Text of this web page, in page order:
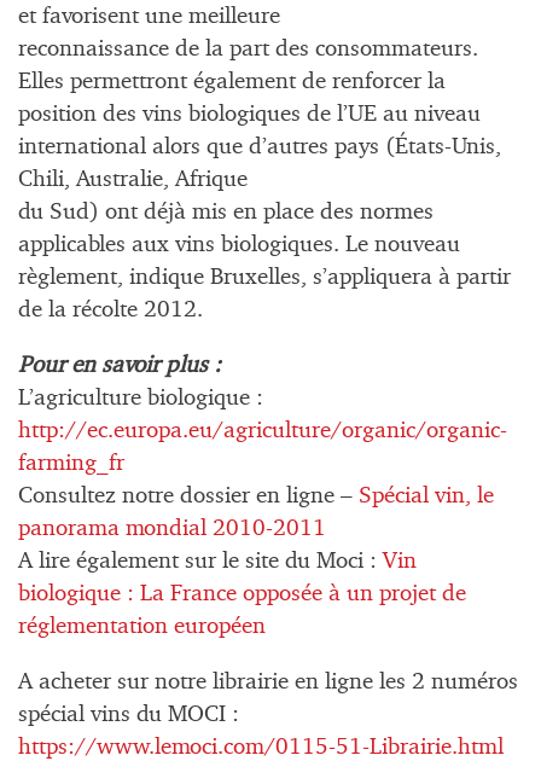
et favorisent une meilleure
reconnaissance de la part des consommateurs.
Elles permettront également de renforcer la
position des vins biologiques de l’UE au niveau
international alors que d’autres pays (États-Unis,
Chili, Australie, Afrique
du Sud) ont déjà mis en place des normes
applicables aux vins biologiques. Le nouveau
règlement, indique Bruxelles, s’appliquera à partir
de la récolte 2012.
Pour en savoir plus :
L’agriculture biologique :
http://ec.europa.eu/agriculture/organic/organic-
farming_fr
Consultez notre dossier en ligne – Spécial vin, le
panorama mondial 2010-2011
A lire également sur le site du Moci : Vin
biologique : La France opposée à un projet de
réglementation européen
A acheter sur notre librairie en ligne les 2 numéros
spécial vins du MOCI :
https://www.lemoci.com/0115-51-Librairie.html